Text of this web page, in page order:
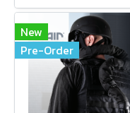
New
Pre-Order